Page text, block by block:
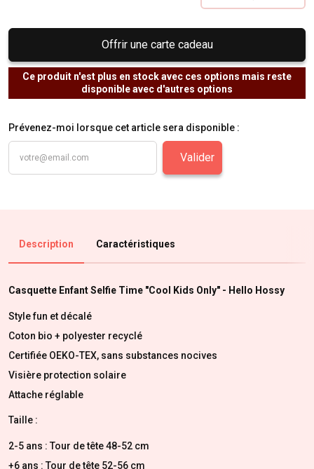
Offrir une carte cadeau
Ce produit n'est plus en stock avec ces options mais reste
disponible avec d'autres options
Prévenez-moi lorsque cet article sera disponible :
Valider
Description Caractéristiques
Casquette Enfant Selfie Time "Cool Kids Only" - Hello Hossy
Style fun et décalé
Coton bio + polyester recyclé
Certifiée OEKO-TEX, sans substances nocives
Visière protection solaire
Attache réglable
Taille :
2-5 ans : Tour de tête 48-52 cm
+6 ans : Tour de tête 52-56 cm